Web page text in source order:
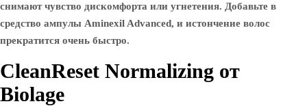
снимают чувство дискомфорта или угнетения. Добавьте в
средство ампулы Aminexil Advanced, и истончение волос
прекратится очень быстро.
CleanReset Normalizing от
Biolage